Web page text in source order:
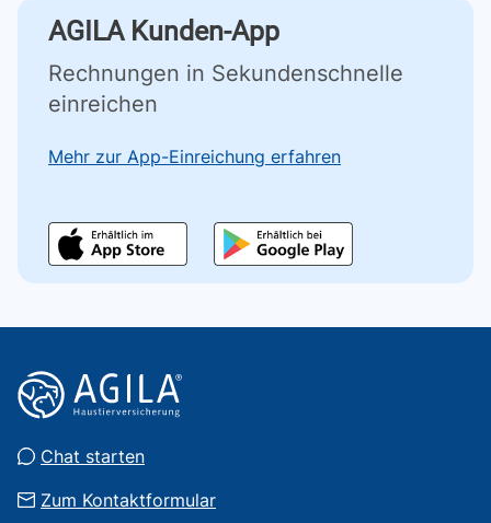
AGILA Kunden-App
Rechnungen in Sekundenschnelle
einreichen
Mehr zur App-Einreichung erfahren